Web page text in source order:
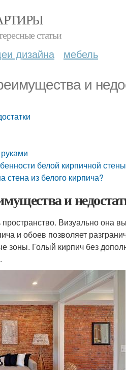
статьи
дизайна мебель
и
белой кирпичной
из белого кирпича?
и
Визуально она
и обоев позволяет
Голый кирпич без